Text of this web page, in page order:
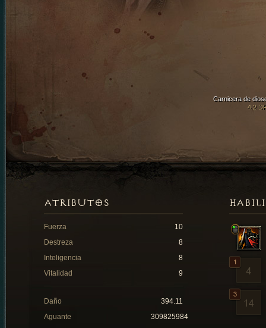
Carnicera de
4.2
ATRIBUTOS
Fuerza
10
Destreza
8
Inteligencia
8
Vitalidad
9
Daño
394.11
Aguante
309825984